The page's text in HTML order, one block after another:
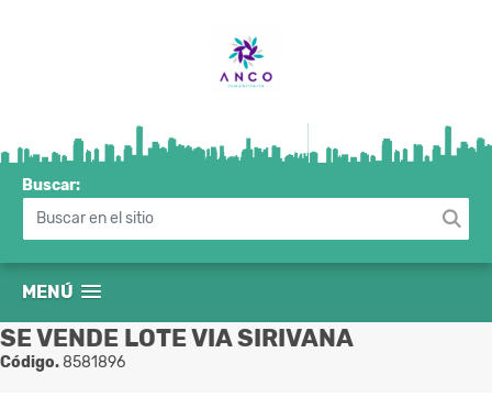
Buscar:
MENÚ
SE VENDE LOTE VIA SIRIVANA
Código.8581896